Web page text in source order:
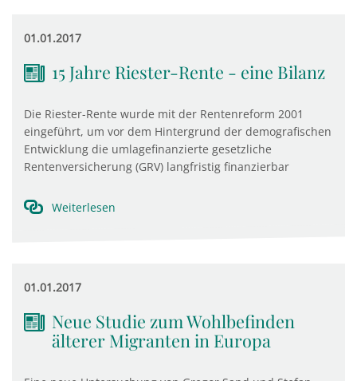
01.01.2017
15 Jahre Riester-Rente - eine Bilanz
Die Riester-Rente wurde mit der Rentenreform 2001
eingeführt, um vor dem Hintergrund der demografischen
Entwicklung die umlagefinanzierte gesetzliche
Rentenversicherung (GRV) langfristig finanzierbar
Weiterlesen
01.01.2017
Neue Studie zum Wohlbefinden
älterer Migranten in Europa